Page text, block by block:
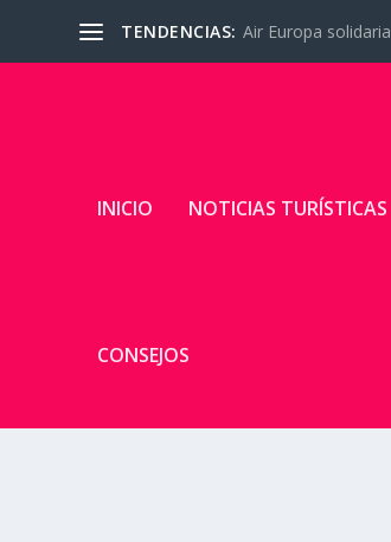
TENDENCIAS: Air Europa solidaria
INICIO NOTICIAS TURÍSTICAS
CONSEJOS